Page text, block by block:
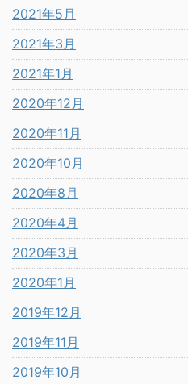
2021年5月
2021年3月
2021年1月
2020年12月
2020年11月
2020年10月
2020年8月
2020年4月
2020年3月
2020年1月
2019年12月
2019年11月
2019年10月